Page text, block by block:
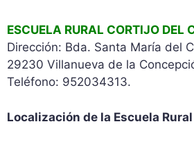
ESCUELA RURAL CORTIJO DEL
Dirección: Bda. Santa María del
29230 Villanueva de la
Teléfono: 952034313.
Localización de la Escuela